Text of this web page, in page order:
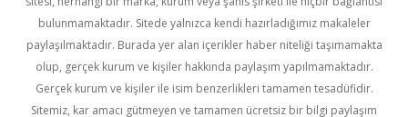
bulunmamaktadır. Sitede yalnızca kendi hazırladığımız makaleler
paylaşılmaktadır. Burada yer alan içerikler haber niteliği taşımamakta
olup, gerçek kurum ve kişiler hakkında paylaşım yapılmamaktadır.
Gerçek kurum ve kişiler ile isim benzerlikleri tamamen tesadüfidir.
Sitemiz, kar amacı gütmeyen ve tamamen ücretsiz bir bilgi paylaşım